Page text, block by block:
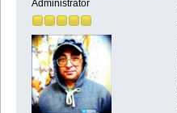
Administrator